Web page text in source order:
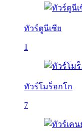
ทัวร์ตูนีเซีย
1
ทัวร์โมร็อกโก
7